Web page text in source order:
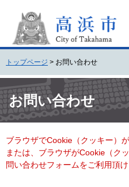
頭
で
す
。
飛
ば
し
て
本
へ
トップページ > お問い合わせ
文 お問い合わせ
ブラウザでCookie（クッキー）
または、ブラウザがCookie（ク
問い合わせフォームをご利用頂け